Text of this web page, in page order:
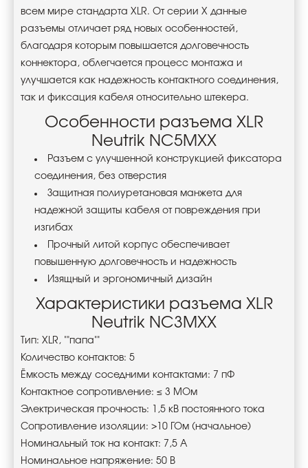
всем мире стандарта XLR. От серии X данные
разъемы отличает ряд новых особенностей,
благодаря которым повышается долговечность
коннектора, облегчается процесс монтажа и
улучшается как надежность контактного соединения,
так и фиксация кабеля относительно штекера.
Особенности разъема XLR
Neutrik NC5MXX
Разъем с улучшенной конструкцией фиксатора
соединения, без отверстия
Защитная полиуретановая манжета для
надежной защиты кабеля от повреждения при
изгибах
Прочный литой корпус обеспечивает
повышенную долговечность и надежность
Изящный и эргономичный дизайн
Характеристики разъема XLR
Neutrik NC3MXX
Тип: XLR, ""папа""
Количество контактов: 5
Ёмкость между соседними контактами: 7 пФ
Контактное сопротивление: ≤ 3 МОм
Электрическая прочность: 1,5 кВ постоянного тока
Сопротивление изоляции: >10 ГОм (начальное)
Номинальный ток на контакт: 7,5 А
Номинальное напряжение: 50 В